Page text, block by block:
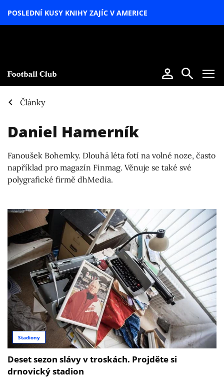
POSLEDNÍ KUSY KNIHY ZAJÍC V AMERICE
Články
Daniel Hamerník
Fanoušek Bohemky. Dlouhá léta fotí na volné noze, často
například pro magazín Finmag. Věnuje se také své
polygrafické firmě dhMedia.
Stadiony
Deset sezon slávy v troskách. Projděte si
drnovický stadion